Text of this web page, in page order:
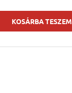
KOSÁRBA TESZEM